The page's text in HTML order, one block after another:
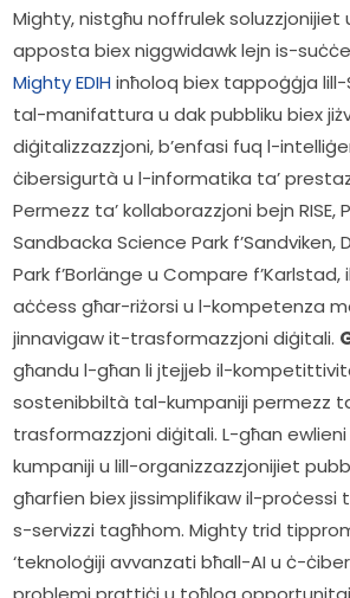
Mighty, nistgħu noffrulek
apposta biex niggwidawk lejn is-
Mighty EDIH inħoloq biex tappoġġja
tal-manifattura u dak pubbliku biex
diġitalizzazzjoni, b’enfasi fuq l-
ċibersigurtà u l-informatika ta’
Permezz ta’ kollaborazzjoni bejn RISE,
Sandbacka Science Park f’Sandviken,
Park f’Borlänge u Compare f’Karlstad,
aċċess għar-riżorsi u l-kompetenza
jinnavigaw it-trasformazzjoni diġitali.
għandu l-għan li jtejjeb il-
sostenibbiltà tal-kumpaniji permezz
trasformazzjoni diġitali. L-għan
kumpaniji u lill-organizzazzjonijiet
għarfien biex jissimplifikaw il-proċessi
s-servizzi tagħhom. Mighty trid
‘teknoloġiji avvanzati bħall-AI u ċ-